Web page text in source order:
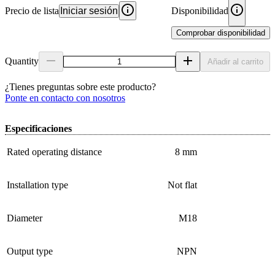
Precio de lista Iniciar sesión Disponibilidad
Comprobar disponibilidad
Quantity Añadir al carrito
¿Tienes preguntas sobre este producto?
Ponte en contacto con nosotros
Especificaciones
Rated operating distance 8 mm
Installation type Not flat
Diameter M18
Output type NPN